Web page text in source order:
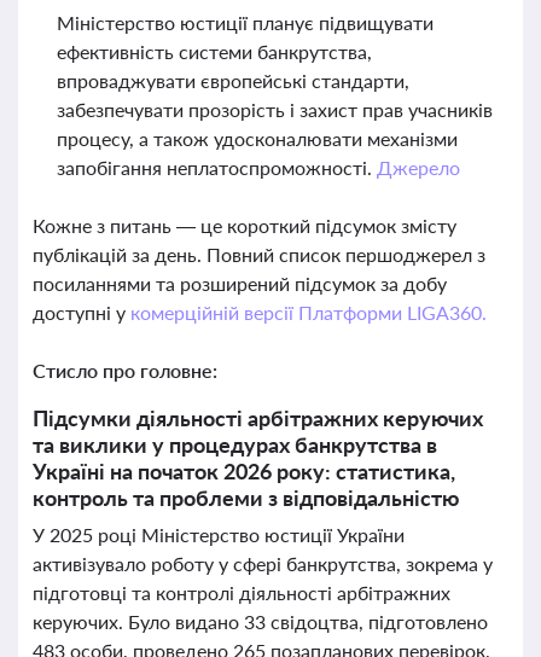
Міністерство юстиції планує підвищувати
ефективність системи банкрутства,
впроваджувати європейські стандарти,
забезпечувати прозорість і захист прав учасників
процесу, а також удосконалювати механізми
запобігання неплатоспроможності. Джерело
Кожне з питань — це короткий підсумок змісту
публікацій за день. Повний список першоджерел з
посиланнями та розширений підсумок за добу
доступні у комерційній версії Платформи LIGA360.
Стисло про головне:
Підсумки діяльності арбітражних керуючих
та виклики у процедурах банкрутства в
Україні на початок 2026 року: статистика,
контроль та проблеми з відповідальністю
У 2025 році Міністерство юстиції України
активізувало роботу у сфері банкрутства, зокрема у
підготовці та контролі діяльності арбітражних
керуючих. Було видано 33 свідоцтва, підготовлено
483 особи, проведено 265 позапланових перевірок,